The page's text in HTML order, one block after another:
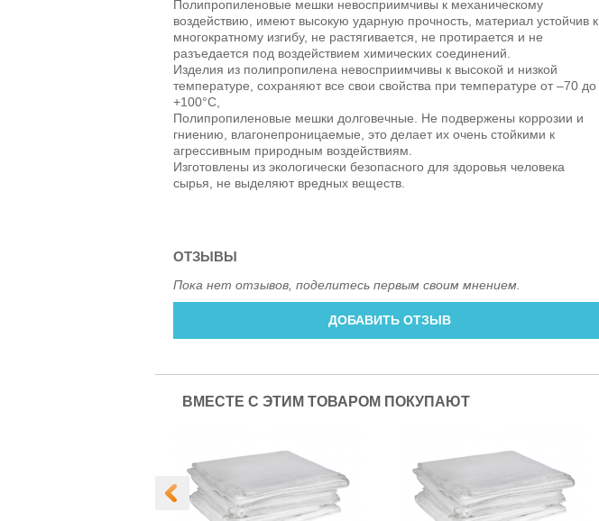
Полипропиленовые мешки невосприимчивы к механическому
воздействию, имеют высокую ударную прочность, материал устойчив к
многократному изгибу, не растягивается, не протирается и не
разъедается под воздействием химических соединений.
Изделия из полипропилена невосприимчивы к высокой и низкой
температуре, сохраняют все свои свойства при температуре от –70 до
+100°С,
Полипропиленовые мешки долговечные. Не подвержены коррозии и
гниению, влагонепроницаемые, это делает их очень стойкими к
агрессивным природным воздействиям.
Изготовлены из экологически безопасного для здоровья человека
сырья, не выделяют вредных веществ.
ОТЗЫВЫ
Пока нет отзывов, поделитесь первым своим мнением.
ДОБАВИТЬ ОТЗЫВ
ВМЕСТЕ С ЭТИМ ТОВАРОМ ПОКУПАЮТ